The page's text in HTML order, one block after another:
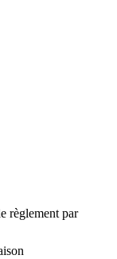
règlement par